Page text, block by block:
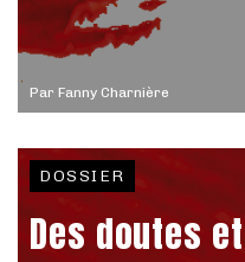
Par Fanny Charnière
DOSSIER
Des doutes